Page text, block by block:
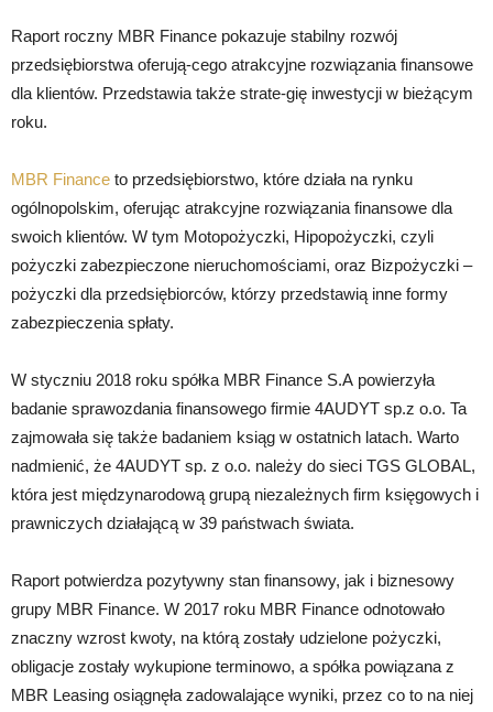
Raport roczny MBR Finance pokazuje stabilny rozwój
przedsiębiorstwa oferują-cego atrakcyjne rozwiązania finansowe
dla klientów. Przedstawia także strate-gię inwestycji w bieżącym
roku.
MBR Finance to przedsiębiorstwo, które działa na rynku
ogólnopolskim, oferując atrakcyjne rozwiązania finansowe dla
swoich klientów. W tym Motopożyczki, Hipopożyczki, czyli
pożyczki zabezpieczone nieruchomościami, oraz Bizpożyczki –
pożyczki dla przedsiębiorców, którzy przedstawią inne formy
zabezpieczenia spłaty.
W styczniu 2018 roku spółka MBR Finance S.A powierzyła
badanie sprawozdania finansowego firmie 4AUDYT sp.z o.o. Ta
zajmowała się także badaniem ksiąg w ostatnich latach. Warto
nadmienić, że 4AUDYT sp. z o.o. należy do sieci TGS GLOBAL,
która jest międzynarodową grupą niezależnych firm księgowych i
prawniczych działającą w 39 państwach świata.
Raport potwierdza pozytywny stan finansowy, jak i biznesowy
grupy MBR Finance. W 2017 roku MBR Finance odnotowało
znaczny wzrost kwoty, na którą zostały udzielone pożyczki,
obligacje zostały wykupione terminowo, a spółka powiązana z
MBR Leasing osiągnęła zadowalające wyniki, przez co to na niej